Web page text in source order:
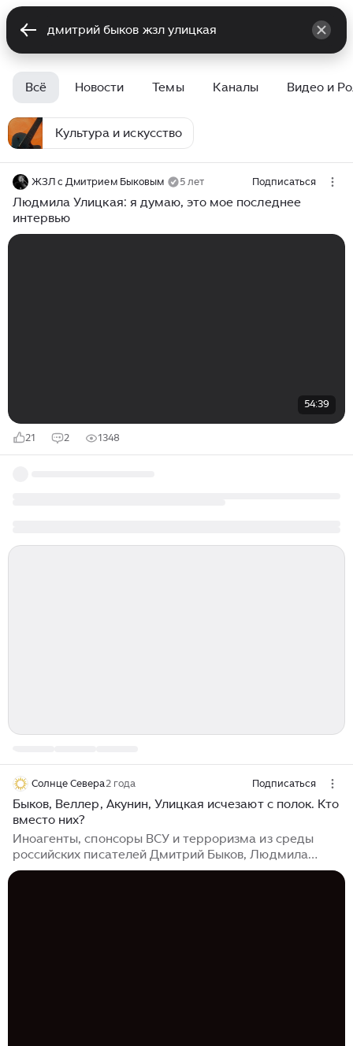
Всё Новости Темы Каналы Видео и
Культура и искусство
ЖЗЛ с Дмитрием Быковым 5 лет Подписаться
Людмила Улицкая: я думаю, это мое последнее
интервью
54:39
21 2 1348
Солнце Севера2 года Подписаться
Быков, Веллер, Акунин, Улицкая исчезают с полок. Кто
вместо них?
Иноагенты, спонсоры ВСУ и терроризма из среды
российских писателей Дмитрий Быков, Людмила
Улицкая, Михаил Веллер, Борис Акунин исчезают с